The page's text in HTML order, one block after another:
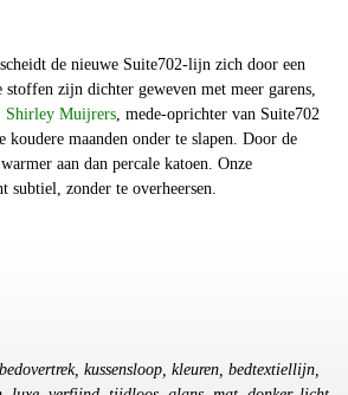
de nieuwe Suite702-lijn zich door een
stoffen zijn dichter geweven met meer garens,
Shirley Muijrers, mede-oprichter van Suite702
maanden onder te slapen. Door de
aan dan percale katoen. Onze
zonder te overheersen.
kussensloop, kleuren, bedtextiellijn,